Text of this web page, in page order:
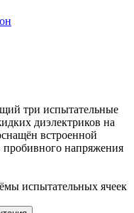
три испытательные
диэлектриков на
встроенной
пробивного напряжения
испытательных ячеек